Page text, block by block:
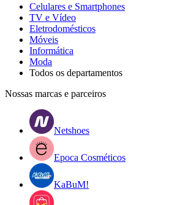
Celulares e Smartphones
TV e Vídeo
Eletrodomésticos
Móveis
Informática
Moda
Todos os departamentos
Nossas marcas e parceiros
Netshoes
Epoca Cosméticos
KaBuM!